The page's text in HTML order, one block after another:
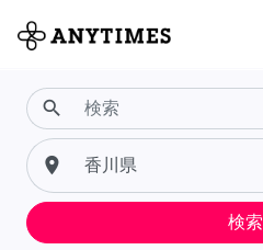
search
place
検索